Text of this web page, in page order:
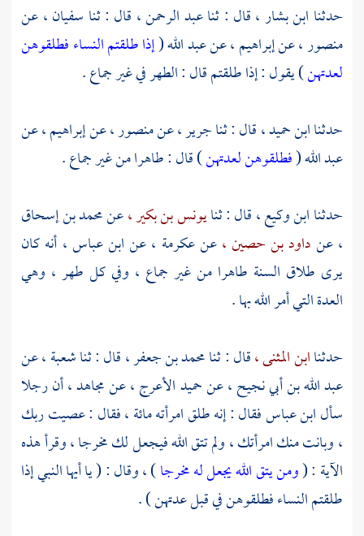
حدثنا ابن بشار ،قال : ثناعبد الرحمن ، قال : ثنا سفيان ،عن
منصور ،عنإبراهيم ،عنعبد الله(إذا طلقتم النساء فطلقوهن
لعدتهن) يقول : إذا طلقتم قال : الطهر في غير جماع .
حدثناابن حميد ،قال : ثناجرير ،عنمنصور ،عنإبراهيم ،عن
عبد الله(فطلقوهن لعدتهن) قال : طاهرا من غير جماع .
حدثناابن وكيع ،قال : ثنايونس بن بكير ،عنمحمد بن إسحاق
،عنداود بن حصين ،عنعكرمة ،عنابن عباس ، أنه كان
يرى طلاق السنة طاهرا من غير جماع ، وفي كل طهر ، وهي
العدة التي أمر الله بها .
حدثناابن المثنى ،قال : ثنامحمد بن جعفر ،قال : ثناشعبة ،عن
عبد الله بن أبي نجيح ،عنحميد الأعرج ،عنمجاهد ،أن رجلا
سألابن عباسفقال : إنه طلق امرأته مائة ، فقال : عصيت ربك
، وبانت منك امرأتك ، ولم تتق الله فيجعل لك مخرجا ، وقرأ هذه
الآية : (ومن يتق الله يجعل له مخرجا) ، وقال : ( يا أيها النبي إذا
طلقتم النساء فطلقوهن في قبل عدتهن ) .